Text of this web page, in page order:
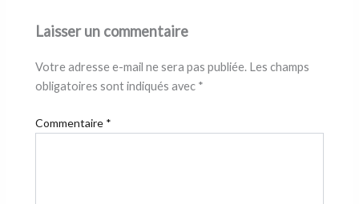
Laisser un commentaire
Votre adresse e-mail ne sera pas publiée. Les champs
obligatoires sont indiqués avec *
Commentaire *